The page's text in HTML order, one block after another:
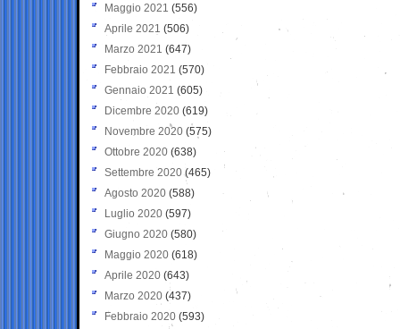
Maggio 2021 (556)
Aprile 2021 (506)
Marzo 2021 (647)
Febbraio 2021 (570)
Gennaio 2021 (605)
Dicembre 2020 (619)
Novembre 2020 (575)
Ottobre 2020 (638)
Settembre 2020(465)
Agosto 2020 (588)
Luglio 2020 (597)
Giugno 2020 (580)
Maggio 2020 (618)
Aprile 2020 (643)
Marzo 2020 (437)
Febbraio 2020 (593)